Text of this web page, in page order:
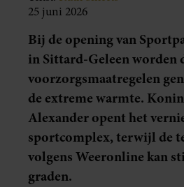
25 juni 2026
Bij de opening van
in Sittard-Geleen worden
voorzorgsmaatregelen
de extreme warmte.
Alexander opent het
sportcomplex, terwijl de
volgens Weeronline kan
graden.